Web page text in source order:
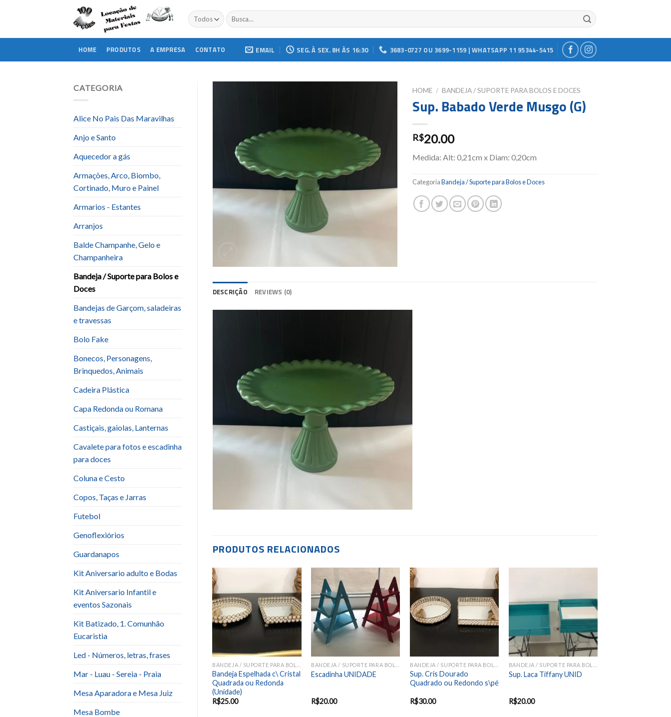
Buscar
por:
HOME PRODUTOS A EMPRESA CONTATO EMAIL SEG. À SEX. 8H ÀS 16:30 3683-0727 OU 3699-1159 | WHATSAPP 11 95344-5415
CATEGORIA
Alice No Pais Das Maravilhas
Anjo e Santo
Aquecedor a gás
Armações, Arco, Biombo,
Cortinado, Muro e Painel
Armarios - Estantes
Arranjos
Balde Champanhe, Gelo e
Champanheira
Bandeja / Suporte para Bolos e
Doces
Bandejas de Garçom, saladeiras
e travessas
Bolo Fake
Bonecos, Personagens,
Brinquedos, Animais
Cadeira Plástica
Capa Redonda ou Romana
Castiçais, gaiolas, Lanternas
Cavalete para fotos e escadinha
para doces
Coluna e Cesto
Copos, Taças e Jarras
Futebol
Genoflexiórios
Guardanapos
Kit Aniversario adulto e Bodas
Kit Aniversario Infantil e
eventos Sazonais
Kit Batizado, 1. Comunhão
Eucaristia
Led - Números, letras, frases
Mar - Luau - Sereia - Praia
Mesa Aparadora e Mesa Juiz
Mesa Bombe
HOME / BANDEJA / SUPORTE PARA BOLOS E DOCES
Sup. Babado Verde Musgo (G)
R$20.00
Medida: Alt: 0,21cm x Diam: 0,20cm
CategoriaBandeja / Suporte para Bolos e Doces
DESCRIÇÃO REVIEWS (0)
PRODUTOS RELACIONADOS
Add to
wishlist
Bandeja Espelhada c\ Cristal
Quadrada ou Redonda
(Unidade)
R$25.00
Add to
wishlist
Escadinha UNIDADE
R$20.00
wishlist
Sup. Cris Dourado
Quadrado ou Redondo s\pé
R$30.00
wishlist
Sup. Laca Tiffany UNID
R$20.00
Add to
wishlist
Kit Amor Dourado 3 Peças
Sup. Ferro Branca quadrada